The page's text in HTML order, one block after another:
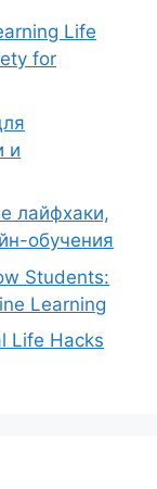
Life
for
и
лайфхаки,
обучения
Students:
Learning
Life Hacks